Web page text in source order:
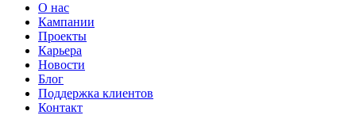
О нас
Кампании
Проекты
Карьера
Новости
Блог
Поддержка клиентов
Контакт